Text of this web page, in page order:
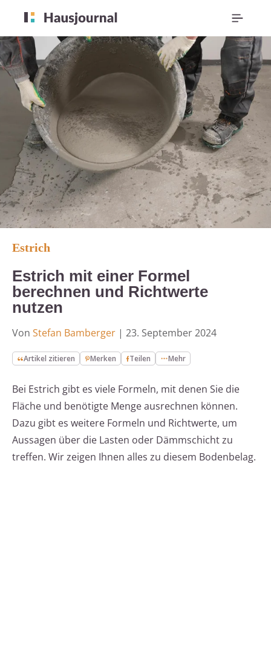
Estrich
Estrich mit einer Formel
berechnen und Richtwerte
nutzen
Von Stefan Bamberger | 23. September 2024
Artikel zitieren Merken Teilen Mehr
Bei Estrich gibt es viele Formeln, mit denen Sie die
Fläche und benötigte Menge ausrechnen können.
Dazu gibt es weitere Formeln und Richtwerte, um
Aussagen über die Lasten oder Dämmschicht zu
treffen. Wir zeigen Ihnen alles zu diesem Bodenbelag.